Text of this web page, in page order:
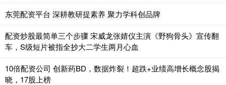
东莞配资平台 深耕教研提素养 聚力学科创品牌
配资炒股最简单三个步骤 宋威龙张婧仪主演《野狗骨头》宣传翻
车，S级短片被指全抄大二学生两月心血
10倍配资公司 创新药BD，数据炸裂！超跌+业绩高增长概念股揭
晓，17股上榜